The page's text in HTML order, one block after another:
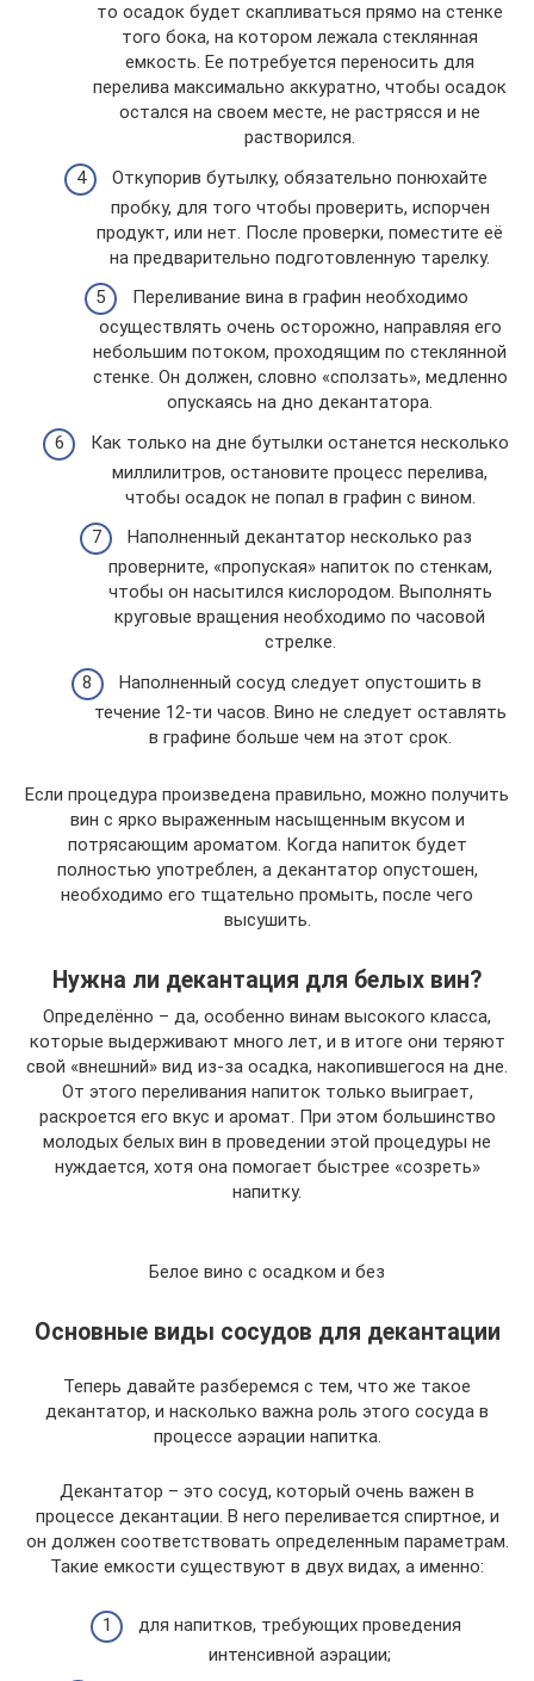
то осадок будет скапливаться прямо на стенке
того бока, на котором лежала стеклянная
емкость. Ее потребуется переносить для
перелива максимально аккуратно, чтобы осадок
остался на своем месте, не растрясся и не
растворился.
Откупорив бутылку, обязательно понюхайте
пробку, для того чтобы проверить, испорчен
продукт, или нет. После проверки, поместите её
на предварительно подготовленную тарелку.
Переливание вина в графин необходимо
осуществлять очень осторожно, направляя его
небольшим потоком, проходящим по стеклянной
стенке. Он должен, словно «сползать», медленно
опускаясь на дно декантатора.
Как только на дне бутылки останется несколько
миллилитров, остановите процесс перелива,
чтобы осадок не попал в графин с вином.
Наполненный декантатор несколько раз
проверните, «пропуская» напиток по стенкам,
чтобы он насытился кислородом. Выполнять
круговые вращения необходимо по часовой
стрелке.
Наполненный сосуд следует опустошить в
течение 12-ти часов. Вино не следует оставлять
в графине больше чем на этот срок.
Если процедура произведена правильно, можно получить
вин с ярко выраженным насыщенным вкусом и
потрясающим ароматом. Когда напиток будет
полностью употреблен, а декантатор опустошен,
необходимо его тщательно промыть, после чего
высушить.
Нужна ли декантация для белых вин?
Определённо – да, особенно винам высокого класса,
которые выдерживают много лет, и в итоге они теряют
свой «внешний» вид из-за осадка, накопившегося на дне.
От этого переливания напиток только выиграет,
раскроется его вкус и аромат. При этом большинство
молодых белых вин в проведении этой процедуры не
нуждается, хотя она помогает быстрее «созреть»
напитку.
Белое вино с осадком и без
Основные виды сосудов для декантации
Теперь давайте разберемся с тем, что же такое
декантатор, и насколько важна роль этого сосуда в
процессе аэрации напитка.
Декантатор – это сосуд, который очень важен в
процессе декантации. В него переливается спиртное, и
он должен соответствовать определенным параметрам.
Такие емкости существуют в двух видах, а именно:
для напитков, требующих проведения
интенсивной аэрации;